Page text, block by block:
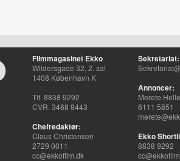
Filmmagasinet Ekko
Wildersgade 32, 2. sal
1408 København K
Tlf. 8838 9292
CVR. 3468 8443
Chefredaktør:
Claus Christensen
2729 0011
cc@ekkofilm.dk
Sekretariat:
Annoncer:
Merete
6111 5851
Ekko
8838 9292